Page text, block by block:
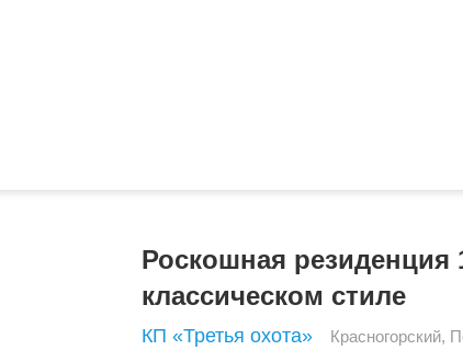
Роскошная резиденция
классическом стиле
КП «Третья охота» Красногорский,